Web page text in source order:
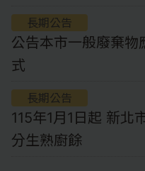
長期公告
公告本市一般廢棄物
式
長期公告
115年1月1日起 新北
分生熟廚餘